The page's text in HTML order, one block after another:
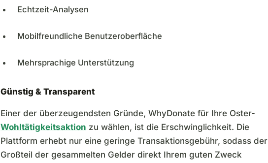
Echtzeit-Analysen
Mobilfreundliche Benutzeroberfläche
Mehrsprachige Unterstützung
Günstig & Transparent
Einer der überzeugendsten Gründe, WhyDonate für Ihre Oster-
Wohltätigkeitsaktion zu wählen, ist die Erschwinglichkeit. Die
Plattform erhebt nur eine geringe Transaktionsgebühr, sodass der
Großteil der gesammelten Gelder direkt Ihrem guten Zweck